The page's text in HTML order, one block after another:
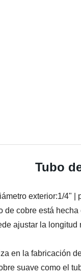
Tubo
exterior:1/4" |
de cobre está
ajustar la
en la fabricación
suave como el